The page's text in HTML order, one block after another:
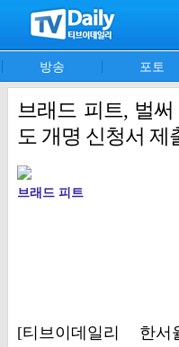
방송 포토
브래드 피트, 벌
도 개명 신청서 제
브래드 피트
[티브이데일리 한서